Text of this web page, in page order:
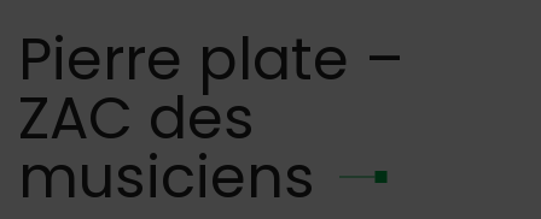
Pierre plate –
ZAC des
musiciens